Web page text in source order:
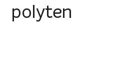
polyten